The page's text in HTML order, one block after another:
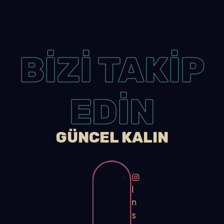
BİZİ TAKİP
EDİN
GÜNCEL KALIN
I